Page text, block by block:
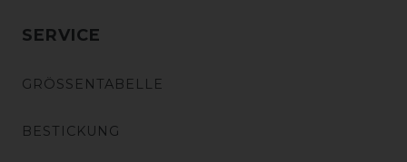
SERVICE
GRÖSSENTABELLE
BESTICKUNG